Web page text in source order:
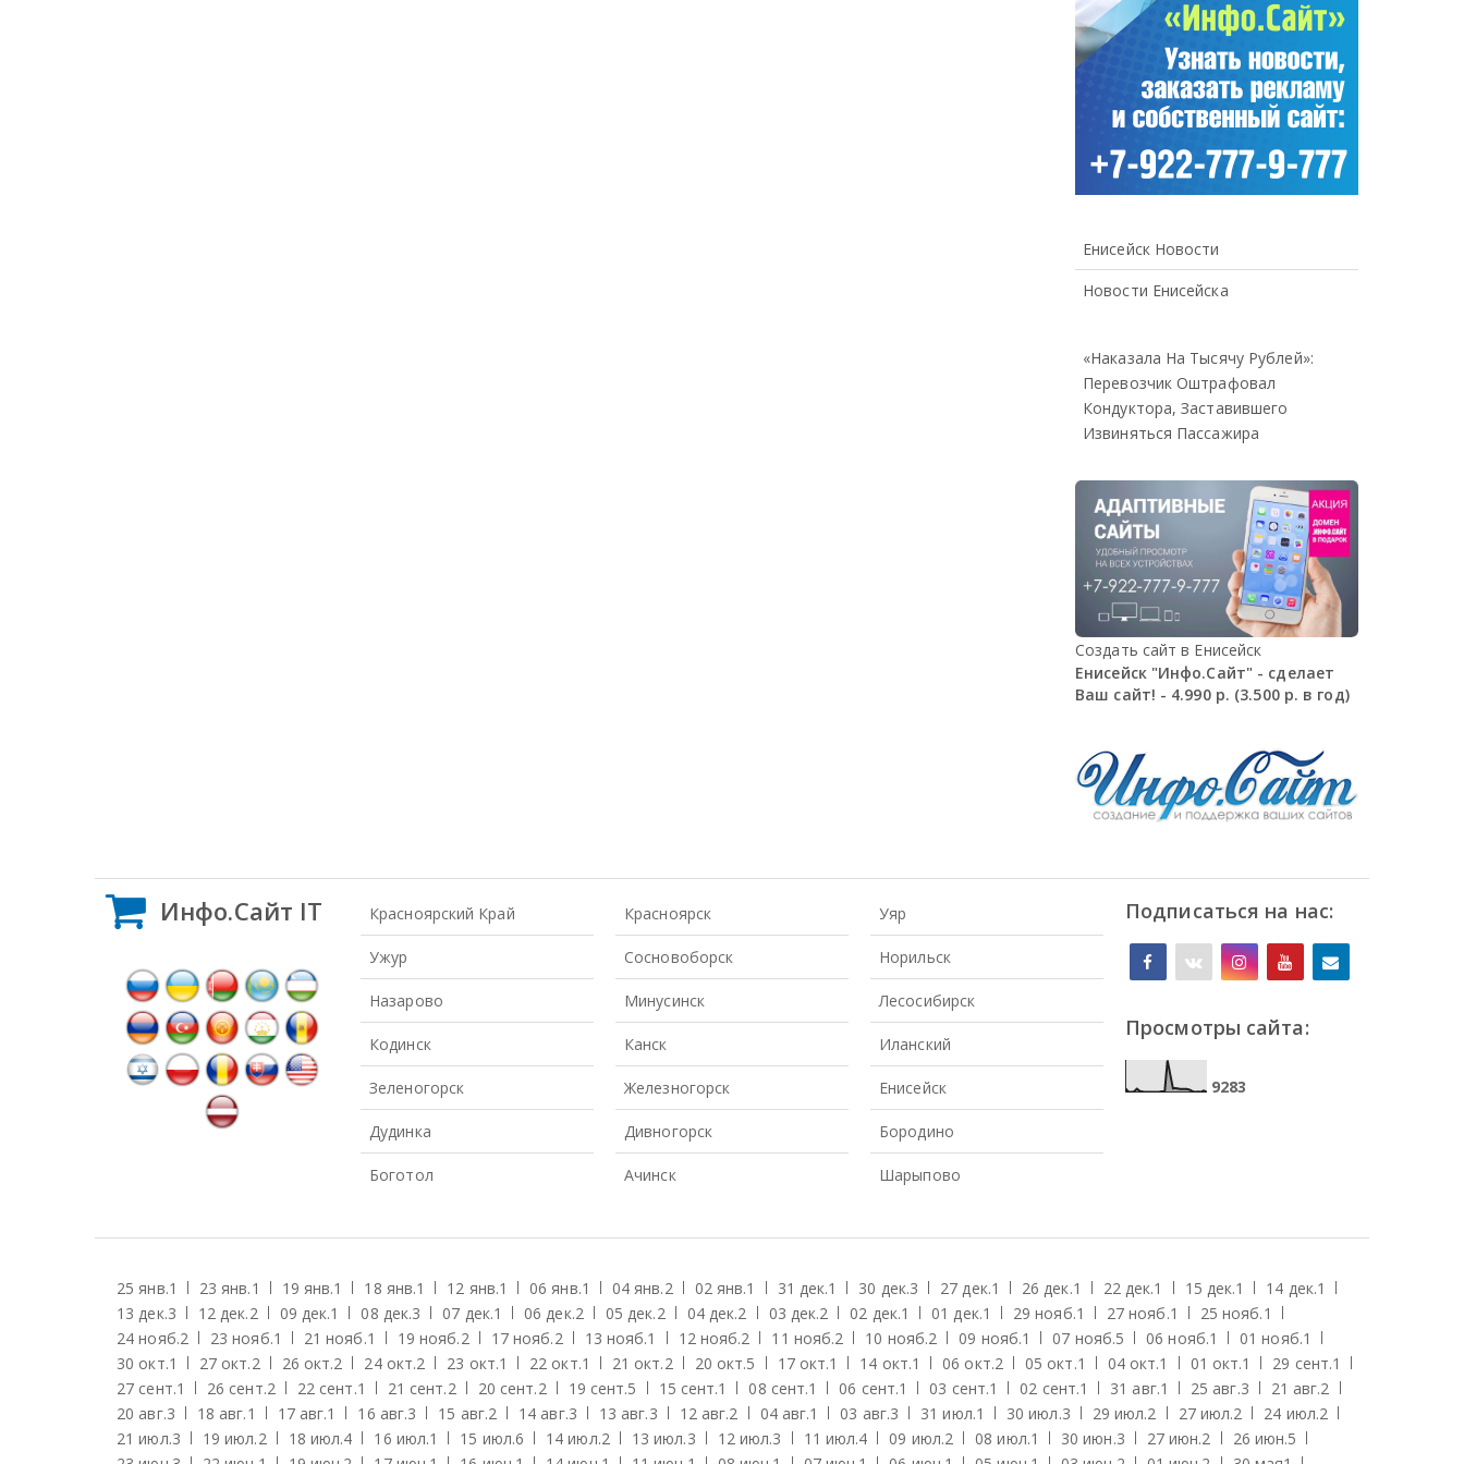
Енисейск Новости
Новости Енисейска
«Наказала На Тысячу Рублей»:
Перевозчик Оштрафовал
Кондуктора, Заставившего
Извиняться Пассажира
Создать сайт в Енисейск
Енисейск "Инфо.Сайт" - сделает
Ваш сайт! - 4.990 р. (3.500 р. в год)
Инфо.Сайт IT Красноярский Край
Ужур
Назарово
Кодинск
Зеленогорск
Дудинка
Боготол
Красноярск
Сосновоборск
Минусинск
Канск
Железногорск
Дивногорск
Ачинск
Уяр
Норильск
Лесосибирск
Иланский
Енисейск
Бородино
Шарыпово
Подписаться на нас:
Просмотры сайта:
9283
25 янв.1 23 янв.1 19 янв.1 18 янв.1 12 янв.1 06 янв.1 04 янв.2 02 янв.1 31 дек.1 30 дек.3 27 дек.1 26 дек.1 22 дек.1 15 дек.1 14 дек.1
13 дек.3 12 дек.2 09 дек.1 08 дек.3 07 дек.1 06 дек.2 05 дек.2 04 дек.2 03 дек.2 02 дек.1 01 дек.1 29 нояб.1 27 нояб.1 25 нояб.1
24 нояб.2 23 нояб.1 21 нояб.1 19 нояб.2 17 нояб.2 13 нояб.1 12 нояб.2 11 нояб.2 10 нояб.2 09 нояб.1 07 нояб.5 06 нояб.1 01 нояб.1
30 окт.1 27 окт.2 26 окт.2 24 окт.2 23 окт.1 22 окт.1 21 окт.2 20 окт.5 17 окт.1 14 окт.1 06 окт.2 05 окт.1 04 окт.1 01 окт.1 29 сент.1
27 сент.1 26 сент.2 22 сент.1 21 сент.2 20 сент.2 19 сент.5 15 сент.1 08 сент.1 06 сент.1 03 сент.1 02 сент.1 31 авг.1 25 авг.3 21 авг.2
20 авг.3 18 авг.1 17 авг.1 16 авг.3 15 авг.2 14 авг.3 13 авг.3 12 авг.2 04 авг.1 03 авг.3 31 июл.1 30 июл.3 29 июл.2 27 июл.2 24 июл.2
21 июл.3 19 июл.2 18 июл.4 16 июл.1 15 июл.6 14 июл.2 13 июл.3 12 июл.3 11 июл.4 09 июл.2 08 июл.1 30 июн.3 27 июн.2 26 июн.5